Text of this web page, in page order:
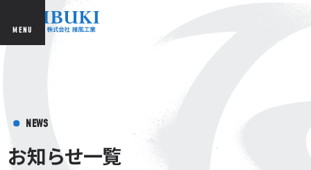
MENU
NEWS
お知らせ一覧